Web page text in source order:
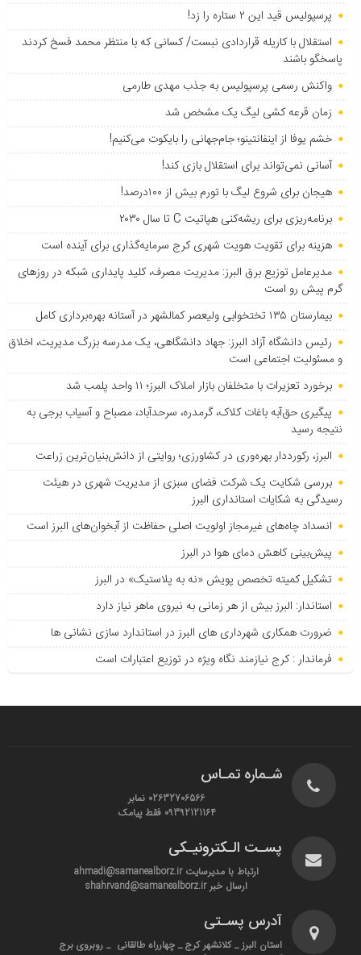
پرسپولیس قید این ۲ ستاره را زد!
استقلال با کاریله قراردادی نبست/ کسانی که با منتظر محمد فسخ کردند
پاسخگو باشند
واکنش رسمی پرسپولیس به جذب مهدی طارمی
زمان قرعه کشی لیگ یک مشخص شد
خشم یوفا از اینفانتینو؛ جام‌جهانی را بایکوت می‌کنیم!
آسانی نمی‌تواند برای استقلال بازی کند!
هیجان برای شروع لیگ با تورم بیش از ۱۰۰درصد!
برنامه‌ریزی برای ریشه‌کنی هپاتیت C تا سال ۲۰۳۰
هزینه برای تقویت هویت شهری کرج سرمایه‌گذاری برای آینده است
مدیرعامل توزیع برق البرز: مدیریت مصرف، کلید پایداری شبکه در روزهای
گرم پیش رو است
بیمارستان ۱۳۵ تختخوابی ولیعصر کمالشهر در آستانه بهره‌برداری کامل
رئیس دانشگاه آزاد البرز: جهاد دانشگاهی، یک مدرسه بزرگ مدیریت، اخلاق
و مسئولیت اجتماعی است
برخورد تعزیرات با متخلفان بازار املاک البرز؛ ۱۱ واحد پلمب شد
پیگیری حق‌آبه باغات کلاک، گرمدره، سرحدآباد، مصباح و آسیاب برجی به
نتیجه رسید
البرز، رکورددار بهره‌وری در کشاورزی؛ روایتی از دانش‌بنیان‌ترین زراعت
بررسی شکایت یک شرکت فضای سبزی از مدیریت شهری در هیئت
رسیدگی به شکایات استانداری البرز
انسداد چاه‌های غیرمجاز اولویت اصلی حفاظت از آبخوان‌های البرز است
پیش‌بینی کاهش دمای هوا در البرز
تشکیل کمیته تخصص پویش «نه به پلاستیک» در البرز
استاندار: البرز بیش از هر زمانی به نیروی ماهر نیاز دارد
ضرورت همکاری شهرداری های البرز در استاندارد سازی نشانی ها
فرماندار : کرج نیازمند نگاه ویژه در توزیع اعتبارات است
شـماره تمـاس
02632706566 نمابر
09392121164 فقط پیامک
پسـت الـکترونیـکی
ارتباط با مدیرسایت ahmadi@samanealborz.ir
ارسال خبر shahrvand@samanealborz.ir
آدرس پسـتی
استان البرز _ کلانشهر کرج _ چهارراه طالقانی _ روبروی برج